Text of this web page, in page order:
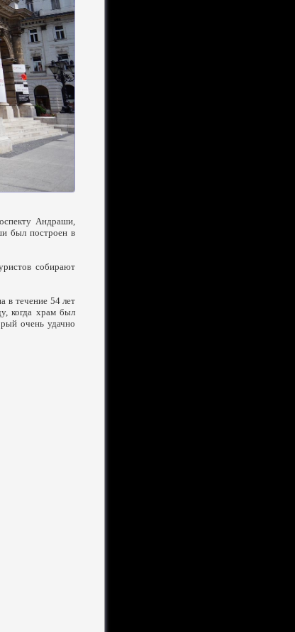
Андраши,
был построен в
собирают
в течение 54 лет
когда храм был
очень удачно